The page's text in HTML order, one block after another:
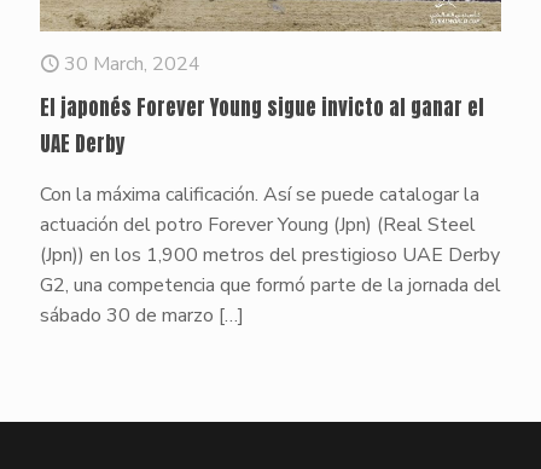
30 March, 2024
El japonés Forever Young sigue invicto al ganar el
UAE Derby
Con la máxima calificación. Así se puede catalogar la
actuación del potro Forever Young (Jpn) (Real Steel
(Jpn)) en los 1,900 metros del prestigioso UAE Derby
G2, una competencia que formó parte de la jornada del
sábado 30 de marzo […]